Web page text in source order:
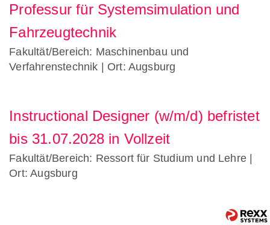
Professur für Systemsimulation und
Fahrzeugtechnik
Fakultät/Bereich: Maschinenbau und
Verfahrenstechnik | Ort: Augsburg
Instructional Designer (w/m/d) befristet
bis 31.07.2028 in Vollzeit
Fakultät/Bereich: Ressort für Studium und Lehre |
Ort: Augsburg